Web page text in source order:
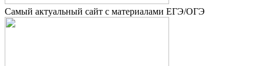
Самый актуальный сайт с материалами ЕГЭ/ОГЭ